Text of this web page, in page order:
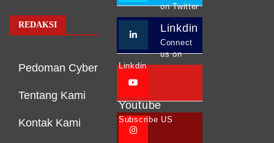
REDAKSI
Pedoman Cyber
Tentang Kami
Kontak Kami
on Twitter
Linkdin
Connect
us on
Linkdin
Youtube
Subscribe US